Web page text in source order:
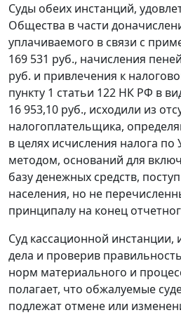
Суды обеих инстанций,
Общества в части
уплачиваемого в связи с
169 531 руб., начисления
руб. и привлечения к
пункту 1 статьи 122 НК РФ в
16 953,10 руб., исходили из
налогоплательщика,
в целях исчисления налога
методом, оснований для
базу денежных средств,
населения, но не
принципалу на конец
Суд кассационной инстанции,
дела и проверив
норм материального и
полагает, что обжалуемые
подлежат отмене или